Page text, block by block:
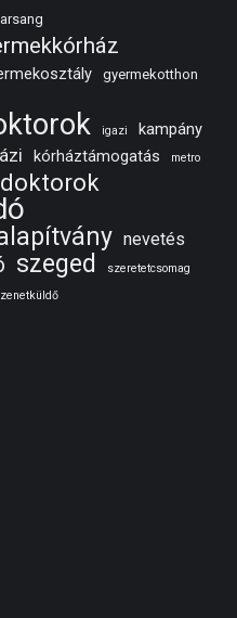
gyermekotthon
igazi kampány
kórháztámogatás metro
nevetés
szeged
szeretetcsomag